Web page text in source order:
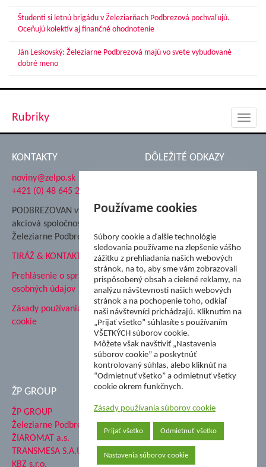
Študenti si letnú brigádu v Železiarňach Podbrezová pochvaľujú.
Oceňujú kolektív aj finančné ohodnotenie
Ján Leskovský: Železiarne Podbrezová majú vo svete vybudované
dobré meno
Rubriky
KONTAKTY
noviny@zelpo.sk
+421 (0) 48 645 2711
PODBREZOVAN vydáva
akciová spoločnosť
Železiarne Podbrezová
TIRÁŽ & KONTAKT
Prehlásenie o spracovaní
osobných údajov
Zásady používania súborov
cookie
DÔLEŽITÉ ODKAZY
Nadácia Železiarne
ŽP Informatika s.r.o.
ŠK Železiarne Podbrezová
Tále a.s.
ŽP GROUP
ŽP GROUP
Železiarne Podbrezová a.s.
ŽIAROMAT a.s.
TRANSMESA S.A.U.
KBZ s.r.o.
Používame cookies
Súbory cookie a ďalšie technológie
sledovania používame na zlepšenie vášho
zážitku z prehliadania našich webových
stránok, na to, aby sme vám zobrazovali
prispôsobený obsah a cielené reklamy, na
analýzu návštevnosti našich webových
stránok a na pochopenie toho, odkiaľ
naši návštevníci prichádzajú. Kliknutím na
„Prijať všetko” súhlasíte s používaním
VŠETKÝCH súborov cookie.
Môžete však navštíviť „Nastavenia
súborov cookie” a poskytnúť
kontrolovaný súhlas, alebo kliknúť na
“Odmietnuť všetko” a odmietnuť všetky
cookie okrem funkčnych.
Zásady používania súborov cookie
Prijať všetko Odmietnuť všetko
Nastavenia súborov cookie